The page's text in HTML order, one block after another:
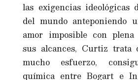
las exigencias ideológicas
del mundo anteponiendo
amor imposible con
sus alcances, Curtiz trata
mucho esfuerzo,
química entre Bogart e